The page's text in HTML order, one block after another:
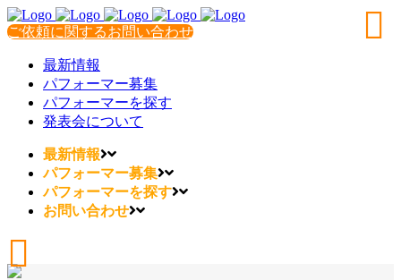
ご依頼に関するお問い合わせ
最新情報
パフォーマー募集
パフォーマーを探す
発表会について
最新情報
パフォーマー募集
パフォーマーを探す
お問い合わせ